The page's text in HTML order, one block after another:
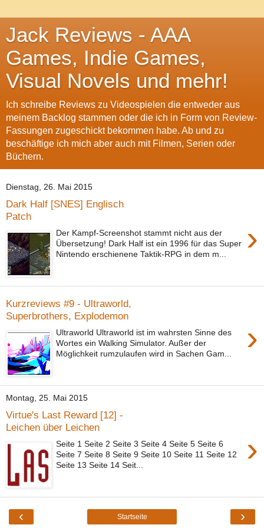
Jack Reviews - AAA
Games, Indie Games,
Visual Novels und mehr!
Ich schreibe Reviews zu Videospielen die entweder aus
meinem Backlog stammen oder die ich in Form von Review-
Fassungen zugeschickt bekommen habe. Ab und zu
beschäftige ich mich aber auch mit Filmen, Serien oder
Büchern.
Dienstag, 26. Mai 2015
Dark Half [SNES] Englisch
Patch
›
Der Kampf-Screenshot stammt nicht aus der
Übersetzung! Dark Half ist ein 1996 für das Super
Nintendo erschienene Taktik-RPG in dem m...
Kurzreviews #9 - Ultraworld,
Superbrothers, Explodemon
›
Ultraworld Ultraworld ist im wahrsten Sinne des
Wortes ein Walking Simulator. Außer der
Möglichkeit rumzulaufen wird in Sachen Gam...
Montag, 25. Mai 2015
Virtue's Last Reward [12] -
Leichen über Leichen
›
Seite 1 Seite 2 Seite 3 Seite 4 Seite 5 Seite 6
Seite 7 Seite 8 Seite 9 Seite 10 Seite 11 Seite 12
Seite 13 Seite 14 Seit...
‹ ›
Startseite